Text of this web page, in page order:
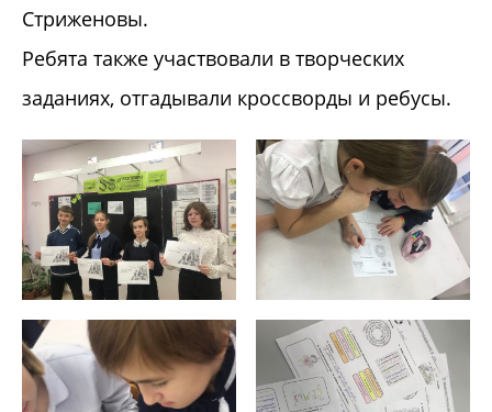
Стриженовы.
Ребята также участвовали в творческих
заданиях, отгадывали кроссворды и ребусы.